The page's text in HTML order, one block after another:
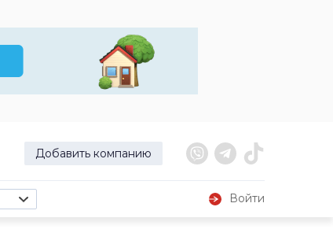
Добавить компанию
Войти